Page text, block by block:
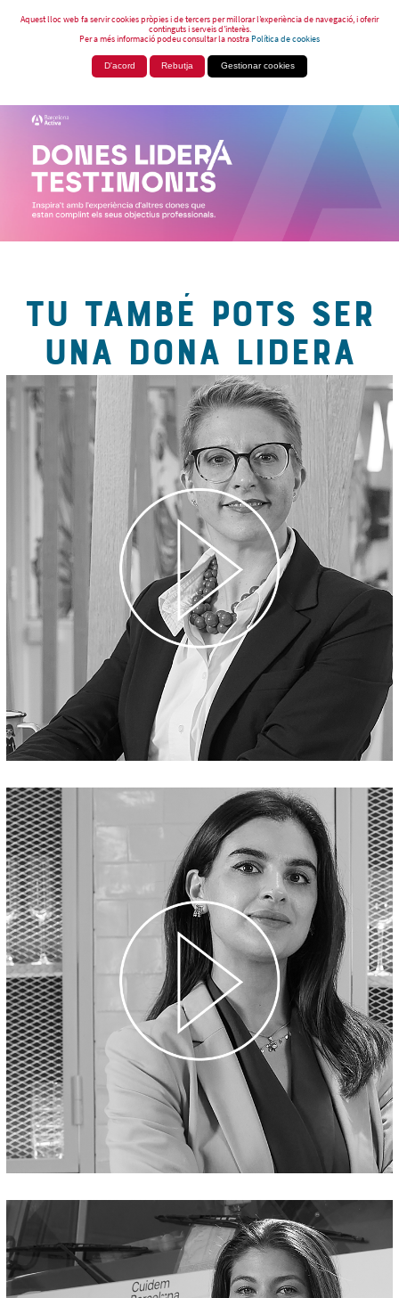
Aquest lloc web fa servir cookies pròpies i de tercers per millorar l’experiència de navegació, i oferir
continguts i serveis d’interès.
Per a més informació podeu consultar la nostraPolítica de cookies
D'acord Rebutja Gestionar cookies
TU TAMBÉ POTS SER
UNA DONA LIDERA